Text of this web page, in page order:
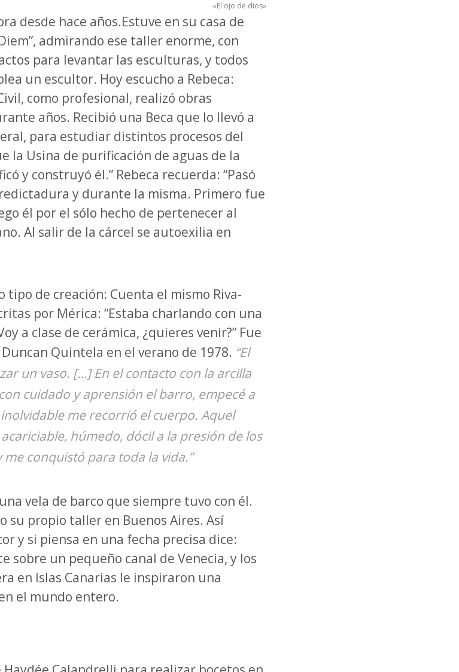
«El ojo de dios»
desde hace años.Estuve en su casa de
admirando ese taller enorme, con
para levantar las esculturas, y todos
un escultor. Hoy escucho a Rebeca:
como profesional, realizó obras
años. Recibió una Beca que lo llevó a
para estudiar distintos procesos del
la Usina de purificación de aguas de la
y construyó él.” Rebeca recuerda: “Pasó
y durante la misma. Primero fue
él por el sólo hecho de pertenecer al
Al salir de la cárcel se autoexilia en
de creación: Cuenta el mismo Riva-
por Mérica: “Estaba charlando con una
a clase de cerámica, ¿quieres venir?” Fue
Quintela en el verano de 1978. “El
un vaso. […] En el contacto con la arcilla
cuidado y aprensión el barro, empecé a
me recorrió el cuerpo. Aquel
húmedo, dócil a la presión de los
conquistó para toda la vida.”
vela de barco que siempre tuvo con él.
su propio taller en Buenos Aires. Así
y si piensa en una fecha precisa dice:
sobre un pequeño canal de Venecia, y los
en Islas Canarias le inspiraron una
el mundo entero.